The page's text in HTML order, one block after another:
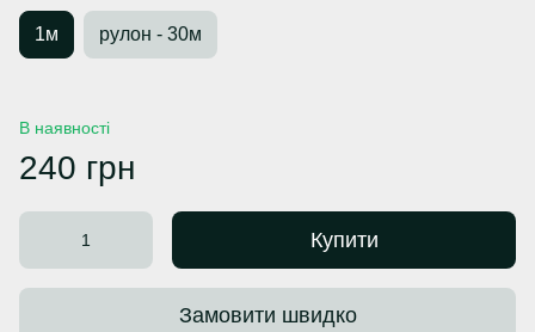
1м рулон - 30м
В наявності
240 грн
Купити
Замовити швидко